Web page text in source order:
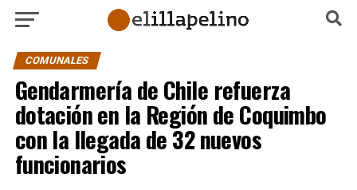
COMUNALES
Gendarmería de Chile refuerza
dotación en la Región de Coquimbo
con la llegada de 32 nuevos
funcionarios